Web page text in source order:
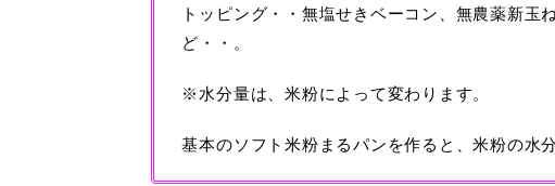
トッピング・・無塩せきベーコン、無農薬新玉
ど・・。
※水分量は、米粉によって変わります。
基本のソフト米粉まるパンを作ると、米粉の水